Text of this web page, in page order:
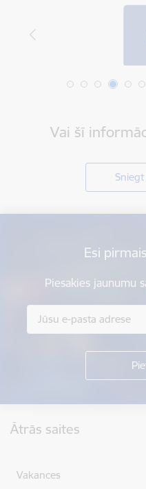
Vai šī
Esi
Piesakies jaunumu
Ātrās saites
Vakances